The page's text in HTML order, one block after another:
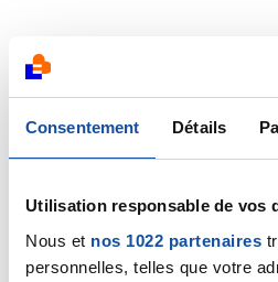
Consentement Détails
Utilisation responsable de vos
Nous et nos 1022 partenaires
personnelles, telles que votre
Bonjour Hélène
Votre papa a adopté la bonne